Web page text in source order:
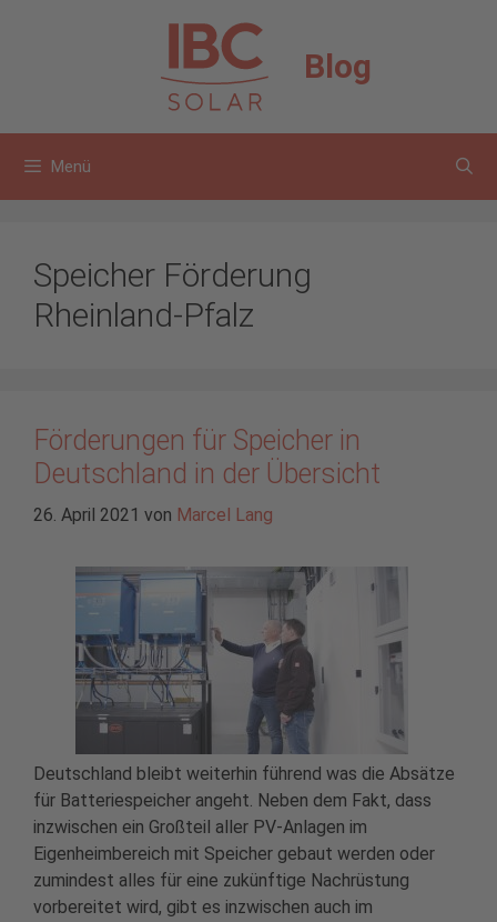
Blog
Menü
Speicher Förderung
Rheinland-Pfalz
Förderungen für Speicher in
Deutschland in der Übersicht
26. April 2021 von Marcel Lang
Deutschland bleibt weiterhin führend was die Absätze
für Batteriespeicher angeht. Neben dem Fakt, dass
inzwischen ein Großteil aller PV-Anlagen im
Eigenheimbereich mit Speicher gebaut werden oder
zumindest alles für eine zukünftige Nachrüstung
vorbereitet wird, gibt es inzwischen auch im